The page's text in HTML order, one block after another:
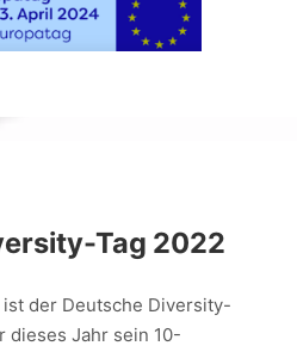
Tag 2022
ist der Deutsche Diversity-
dieses Jahr sein 10-